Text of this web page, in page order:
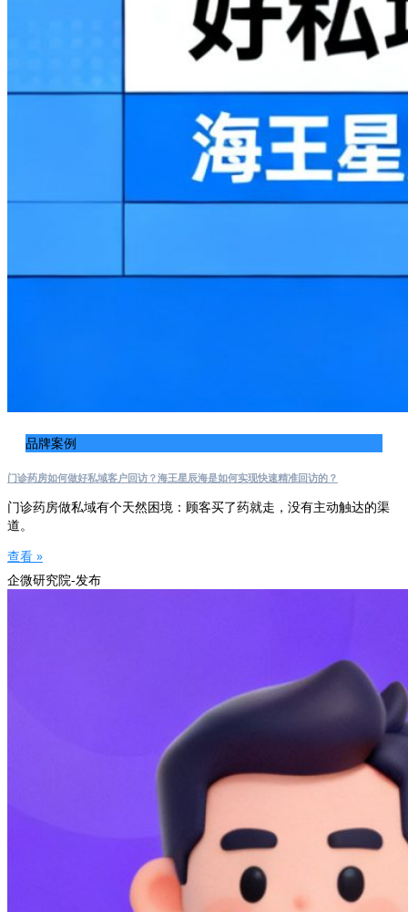
品牌案例
门诊药房如何做好私域客户回访？海王星辰海是如何实现快速精准回访的？
门诊药房做私域有个天然困境：顾客买了药就走，没有主动触达的渠
道。
查看 »
企微研究院-发布